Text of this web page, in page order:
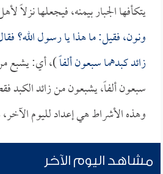
يتكأفها الجبار بيمنه، فيجعلها نزلاً
ونون، فقيل: ما هذا يا رسول الله؟
زائد كبدهما سبعون ألفاً)، أي: يشبع من
سبعون ألفاً، يشبعون من زائد الكبد
وهذه الأشراط هي إعداد لليوم
مشاهد اليوم الآخر